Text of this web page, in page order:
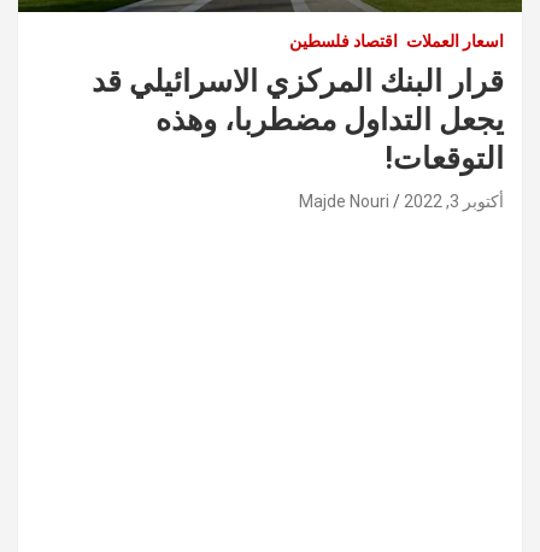
اسعار العملات اقتصاد فلسطين
قرار البنك المركزي الاسرائيلي قد
يجعل التداول مضطربا، وهذه
التوقعات!
أكتوبر 3, 2022 Majde Nouri